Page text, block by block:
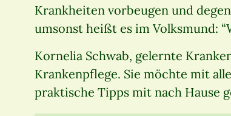
Krankheiten vorbeugen und
umsonst heißt es im Volksmund:
Kornelia Schwab, gelernte
Krankenpflege. Sie möchte mit
praktische Tipps mit nach Hause